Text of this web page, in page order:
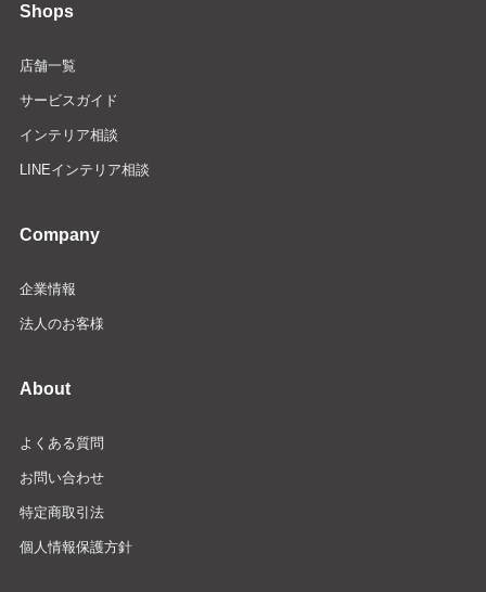
Shops
店舗一覧
サービスガイド
インテリア相談
LINEインテリア相談
Company
企業情報
法人のお客様
About
よくある質問
お問い合わせ
特定商取引法
個人情報保護方針